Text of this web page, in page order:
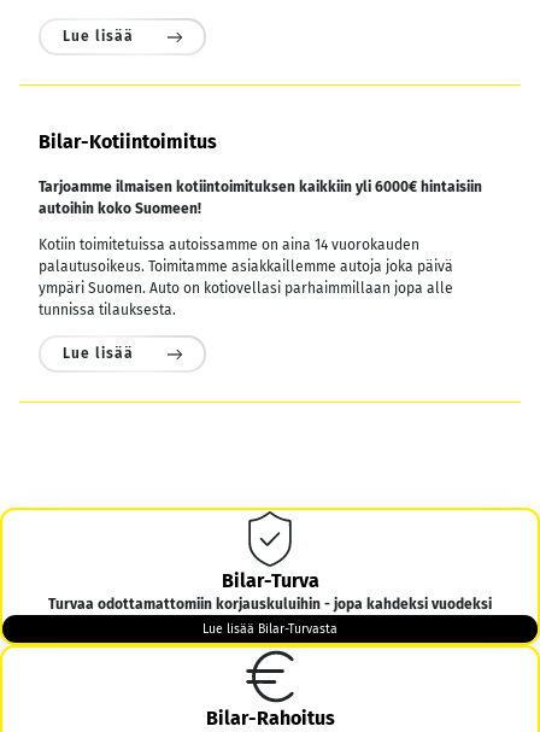
Lue lisää
Bilar-Kotiintoimitus
Tarjoamme ilmaisen kotiintoimituksen kaikkiin yli 6000€ hintaisiin
autoihin koko Suomeen!
Kotiin toimitetuissa autoissamme on aina 14 vuorokauden
palautusoikeus. Toimitamme asiakkaillemme autoja joka päivä
ympäri Suomen. Auto on kotiovellasi parhaimmillaan jopa alle
tunnissa tilauksesta.
Lue lisää
Bilar-Turva
Turvaa odottamattomiin korjauskuluihin - jopa kahdeksi vuodeksi
Lue lisää Bilar-Turvasta
Bilar-Rahoitus